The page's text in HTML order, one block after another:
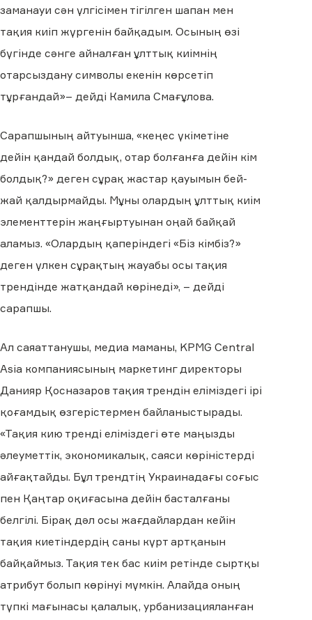
заманауи сән үлгісімен тігілген шапан мен
тақия киіп жүргенін байқадым. Осының өзі
бүгінде сәнге айналған ұлттық киімнің
отарсыздану символы екенін көрсетіп
тұрғандай»– дейді Камила Смағұлова.
Сарапшының айтуынша, «кеңес үкіметіне
дейін қандай болдық, отар болғанға дейін кім
болдық?» деген сұрақ жастар қауымын бей-
жай қалдырмайды. Мұны олардың ұлттық киім
элементтерін жаңғыртуынан оңай байқай
аламыз. «Олардың қаперіндегі «Біз кімбіз?»
деген үлкен сұрақтың жауабы осы тақия
трендінде жатқандай көрінеді», – дейді
сарапшы.
Ал саяаттанушы, медиа маманы, KPMG Central
Asia компаниясының маркетинг директоры
Данияр Қосназаров тақия трендін еліміздегі ірі
қоғамдық өзгерістермен байланыстырады.
«Тақия кию тренді еліміздегі өте маңызды
әлеуметтік, экономикалық, саяси көріністерді
айғақтайды. Бұл трендтің Украинадағы соғыс
пен Қаңтар оқиғасына дейін басталғаны
белгілі. Бірақ дәл осы жағдайлардан кейін
тақия киетіндердің саны күрт артқанын
байқаймыз. Тақия тек бас киім ретінде сыртқы
атрибут болып көрінуі мүмкін. Алайда оның
түпкі мағынасы қалалық, урбанизацияланған